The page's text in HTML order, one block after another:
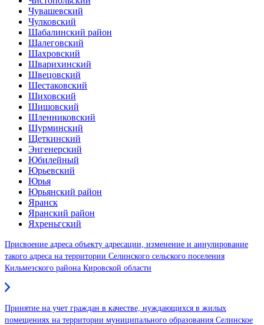
Чувашевский
Чулковский
Шабалинский район
Шалеговский
Шахровский
Шварихинский
Швецовский
Шестаковский
Шиховский
Шишовский
Шленниковский
Шурминский
Щеткинский
Энгенерский
Юбилейный
Юрьевский
Юрья
Юрьянский район
Яранск
Яранский район
Яхреньгский
Присвоение адреса объекту адресации, изменение и аннулирование
такого адреса на территории Селинского сельского поселения
Кильмезского района Кировской области
Принятие на учет граждан в качестве, нуждающихся в жилых
помещениях на территории муниципального образования Селинское